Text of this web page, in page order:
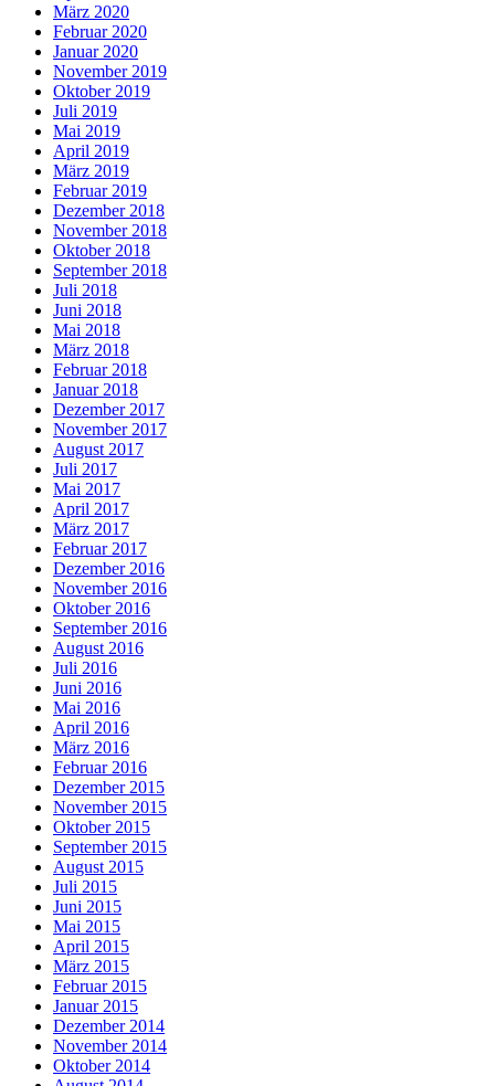
März 2020
Februar 2020
Januar 2020
November 2019
Oktober 2019
Juli 2019
Mai 2019
April 2019
März 2019
Februar 2019
Dezember 2018
November 2018
Oktober 2018
September 2018
Juli 2018
Juni 2018
Mai 2018
März 2018
Februar 2018
Januar 2018
Dezember 2017
November 2017
August 2017
Juli 2017
Mai 2017
April 2017
März 2017
Februar 2017
Dezember 2016
November 2016
Oktober 2016
September 2016
August 2016
Juli 2016
Juni 2016
Mai 2016
April 2016
März 2016
Februar 2016
Dezember 2015
November 2015
Oktober 2015
September 2015
August 2015
Juli 2015
Juni 2015
Mai 2015
April 2015
März 2015
Februar 2015
Januar 2015
Dezember 2014
November 2014
Oktober 2014